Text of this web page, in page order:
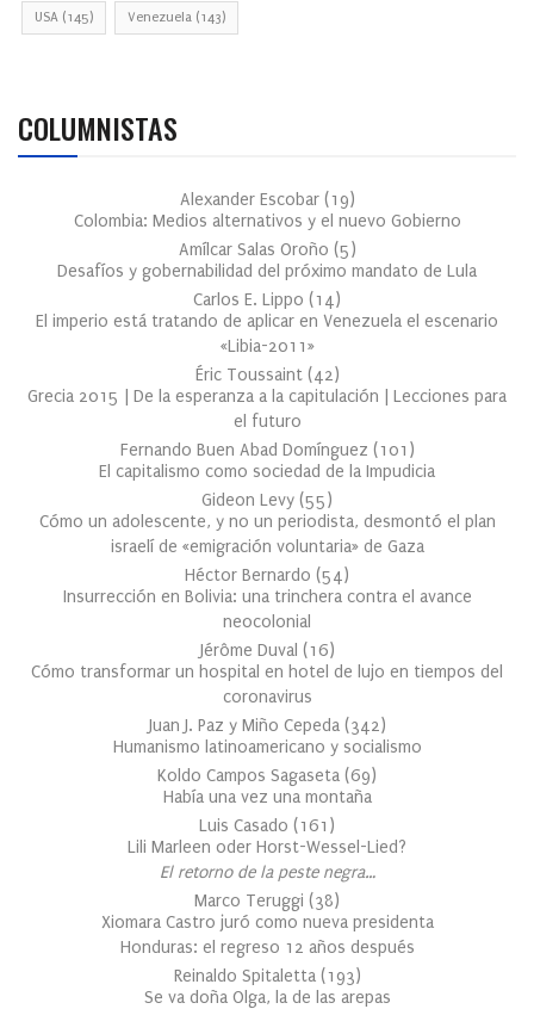
USA (145) Venezuela (143)
COLUMNISTAS
Alexander Escobar (19)
Colombia: Medios alternativos y el nuevo Gobierno
Amílcar Salas Oroño (5)
Desafíos y gobernabilidad del próximo mandato de Lula
Carlos E. Lippo (14)
El imperio está tratando de aplicar en Venezuela el escenario
«Libia-2011»
Éric Toussaint (42)
Grecia 2015 | De la esperanza a la capitulación | Lecciones para
el futuro
Fernando Buen Abad Domínguez (101 )
El capitalismo como sociedad de la Impudicia
Gideon Levy (55)
Cómo un adolescente, y no un periodista, desmontó el plan
israelí de «emigración voluntaria» de Gaza
Héctor Bernardo (54)
Insurrección en Bolivia: una trinchera contra el avance
neocolonial
Jérôme Duval (16)
Cómo transformar un hospital en hotel de lujo en tiempos del
coronavirus
Juan J. Paz y Miño Cepeda (342)
Humanismo latinoamericano y socialismo
Koldo Campos Sagaseta (69)
Había una vez una montaña
Luis Casado (161 )
Lili Marleen oder Horst-Wessel-Lied?
El retorno de la peste negra…
Marco Teruggi (38)
Xiomara Castro juró como nueva presidenta
Honduras: el regreso 12 años después
Reinaldo Spitaletta (193)
Se va doña Olga, la de las arepas